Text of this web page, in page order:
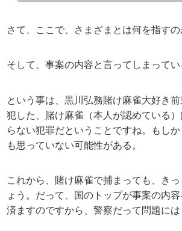
さて、ここで、さまざまとは何を指すの
そして、事案の内容と言ってしまってい
という事は、黒川弘務賭け麻雀大好き
犯した、賭け麻雀（本人が認めている
らない犯罪だということですね。もし
も思っていない可能性がある。
これから、賭け麻雀で捕まっても、き
ょう。だって、国のトップが事案の内
済ますのですから、警察だって問題には